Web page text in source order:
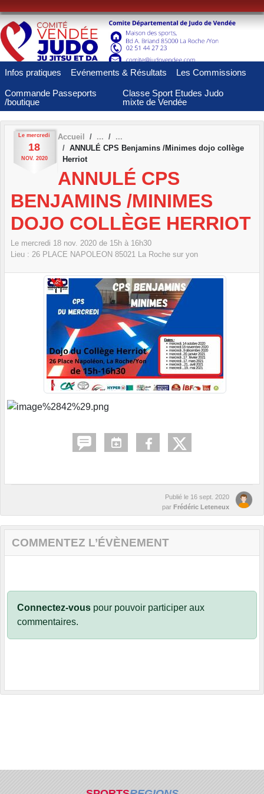
Infos pratiques Evénements & Résultats Les Commissions
Commande Passeports
/boutique
Classe Sport Etudes Judo
mixte de Vendée
Le mercredi
18
NOV. 2020
Accueil
ANNULÉ CPS Benjamins /Minimes dojo collège
Herriot
ANNULÉ CPS
BENJAMINS /MINIMES
DOJO COLLÈGE HERRIOT
Le mercredi 18 nov. 2020 de 15h à 16h30
Lieu : 26 PLACE NAPOLEON 85021 La Roche sur yon
Publié le 16 sept. 2020
par Frédéric Leteneux
COMMENTEZ L’ÉVÈNEMENT
Connectez-vous pour pouvoir participer aux
commentaires.